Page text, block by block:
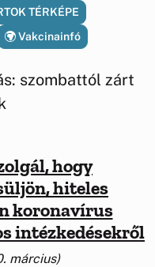
TÉRKÉPE
Vakcinainfó
szombattól zárt
hogy
hiteles
koronavírus
intézkedésekről
március)